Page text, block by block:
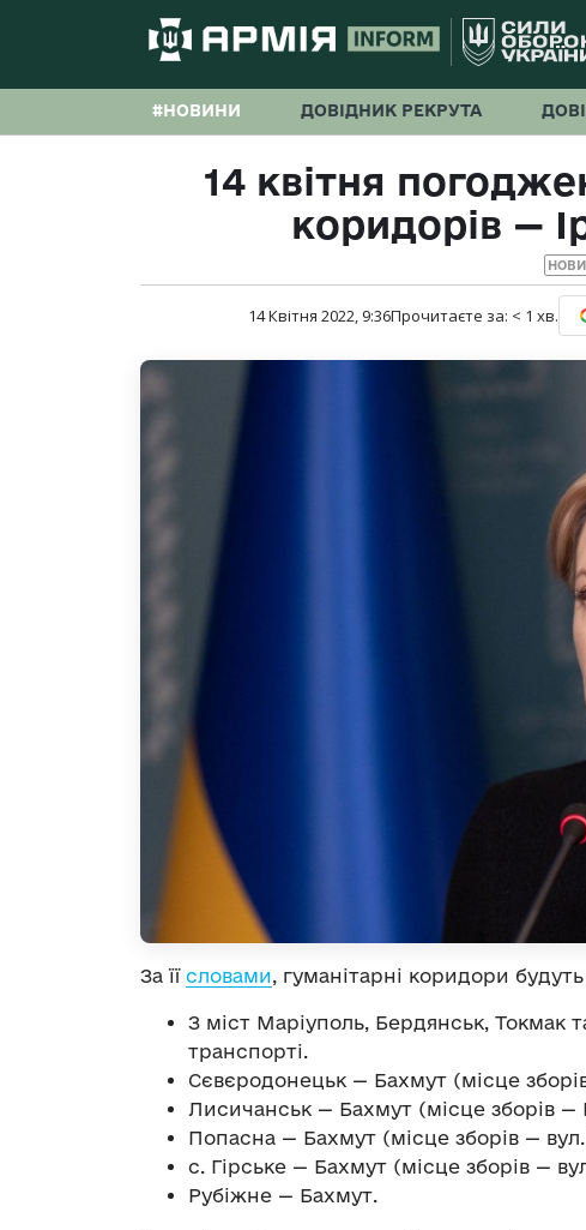
#НОВИНИ ДОВІДНИК РЕКРУТА
14 квітня
коридорів —
14 Квітня 2022, 9:36Прочитаєте за: < 1 хв.
За її словами, гуманітарні коридори
З міст Маріуполь, Бердянськ, Токмак
транспорті.
Сєвєродонецьк — Бахмут (місце
Лисичанськ — Бахмут (місце зборів —
Попасна — Бахмут (місце зборів —
с. Гірське — Бахмут (місце зборів —
Рубіжне — Бахмут.